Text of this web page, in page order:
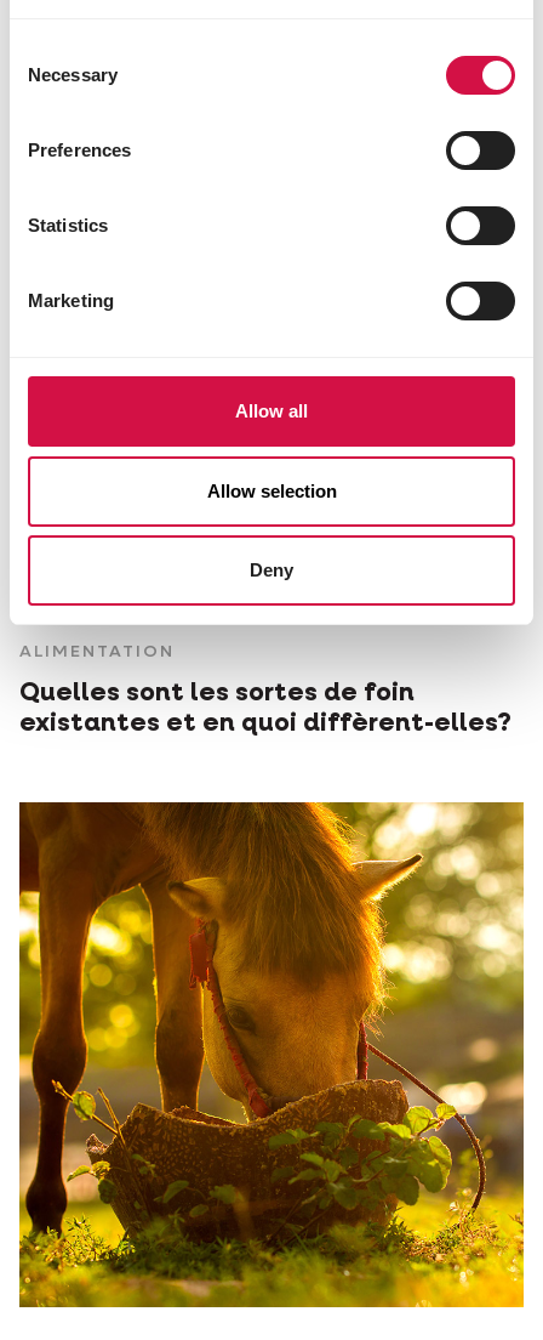
Selection
Necessary
Preferences
Statistics
Marketing
Allow all
Allow selection
Deny
ALIMENTATION
Quelles sont les sortes de foin
existantes et en quoi diffèrent-elles?